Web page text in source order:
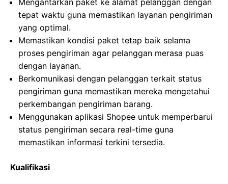
Mengantarkan paket ke alamat pelanggan dengan
tepat waktu guna memastikan layanan pengiriman
yang optimal.
Memastikan kondisi paket tetap baik selama
proses pengiriman agar pelanggan merasa puas
dengan layanan.
Berkomunikasi dengan pelanggan terkait status
pengiriman guna memastikan mereka mengetahui
perkembangan pengiriman barang.
Menggunakan aplikasi Shopee untuk memperbarui
status pengiriman secara real-time guna
memastikan informasi terkini tersedia.
Kualifikasi